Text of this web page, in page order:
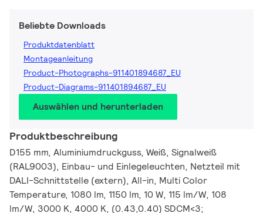
Beliebte Downloads
Produktdatenblatt
Montageanleitung
Product-Photographs-911401894687_EU
Product-Diagrams-911401894687_EU
Auswählen und herunterladen
Produktbeschreibung
D155 mm, Aluminiumdruckguss, Weiß, Signalweiß
(RAL9003), Einbau- und Einlegeleuchten, Netzteil mit
DALI-Schnittstelle (extern), All-in, Multi Color
Temperature, 1080 lm, 1150 lm, 10 W, 115 lm/W, 108
lm/W, 3000 K, 4000 K, (0.43,0.40) SDCM<3;